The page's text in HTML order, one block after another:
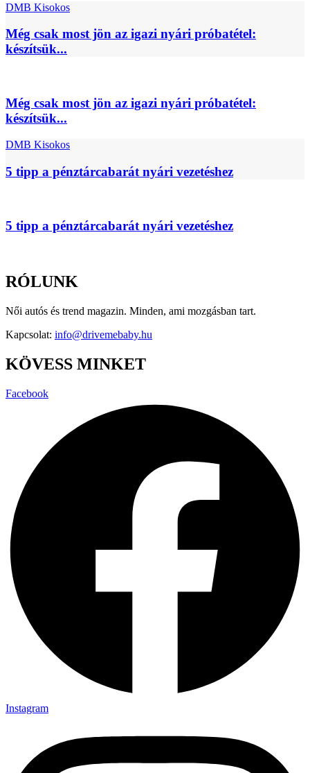
DMB Kisokos
Még csak most jön az igazi nyári próbatétel:
készítsük...
Még csak most jön az igazi nyári próbatétel:
készítsük...
DMB Kisokos
5 tipp a pénztárcabarát nyári vezetéshez
5 tipp a pénztárcabarát nyári vezetéshez
RÓLUNK
Női autós és trend magazin. Minden, ami mozgásban tart.
Kapcsolat: info@drivemebaby.hu
KÖVESS MINKET
Facebook
Instagram